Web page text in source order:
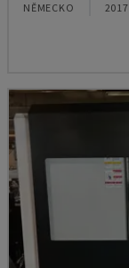
NĚMECKO 2017